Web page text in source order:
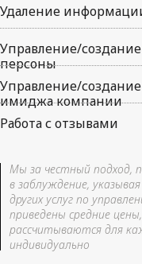
Мы за честный подход,
в заблуждение,
других услуг по
приведены средние
рассчитываются для
индивидуально
Работа с отзывами
Управление/создание
имиджа компании
Удаление
Управление/
персоны